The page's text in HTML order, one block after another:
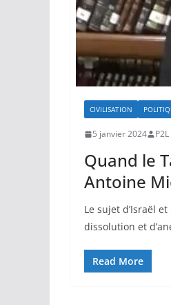
CIVILISATION
5 janvier 2024 P2L
Quand le
Antoine
Le sujet d’Israël
dissolution et
Read More